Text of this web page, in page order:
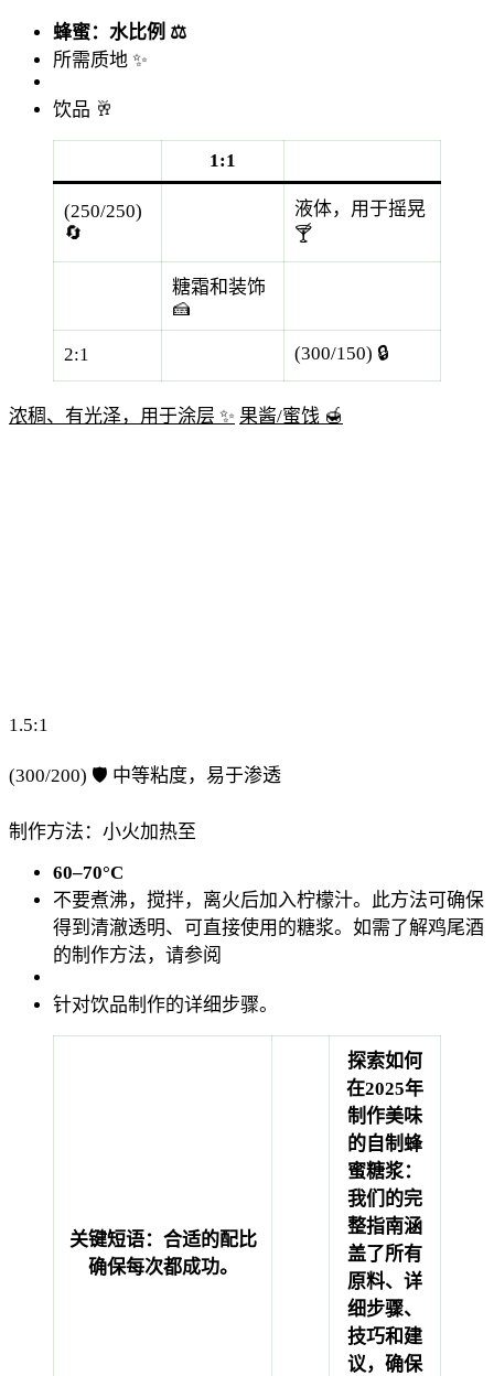
蜂蜜：水比例 ⚖️
所需质地 ✨
饮品 🥂
1:1
(250/250)
🔄
液体，用于摇晃
🍸
糖霜和装饰
🍰
2:1 (300/150) 🔒
浓稠、有光泽，用于涂层 ✨ 果酱/蜜饯 🍯
1.5:1
(300/200) 🛡️ 中等粘度，易于渗透
制作方法：小火加热至
60–70°C
不要煮沸，搅拌，离火后加入柠檬汁。此方法可确保
得到清澈透明、可直接使用的糖浆。如需了解鸡尾酒
的制作方法，请参阅
针对饮品制作的详细步骤。
关键短语：合适的配比
确保每次都成功。
探索如何
在2025年
制作美味
的自制蜂
蜜糖浆：
我们的完
整指南涵
盖了所有
原料、详
细步骤、
技巧和建
议，确保